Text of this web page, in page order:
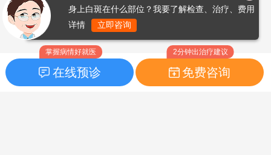
掌握病情好就医
在线预诊
2分钟出治疗建议
免费咨询
身上白斑在什么部位？我要了解检查、治疗、费用
详情
立即咨询